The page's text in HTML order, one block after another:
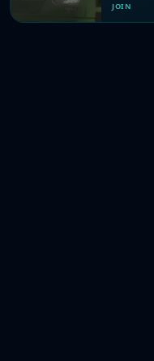
JOIN